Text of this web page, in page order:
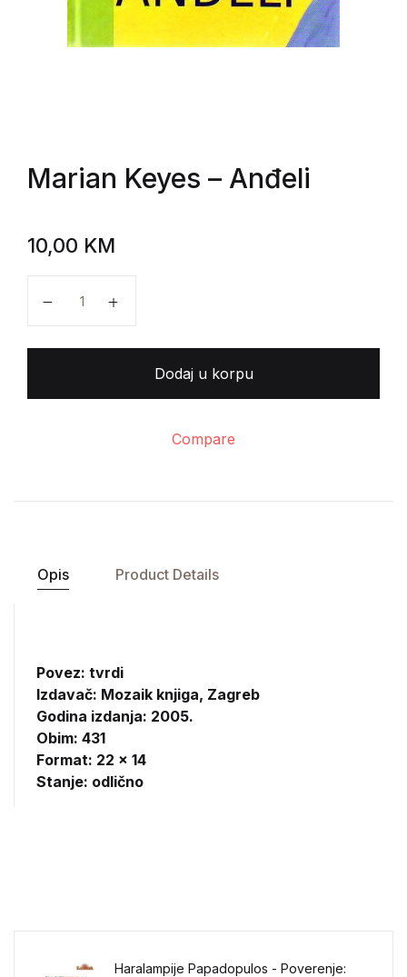
Marian Keyes – Anđeli
10,00 KM
Dodaj u korpu
Compare
Opis Product Details
Povez: tvrdi
Izdavač: Mozaik knjiga, Zagreb
Godina izdanja: 2005.
Obim: 431
Format: 22 x 14
Stanje: odlično
Haralampije Papadopulos - Poverenje: